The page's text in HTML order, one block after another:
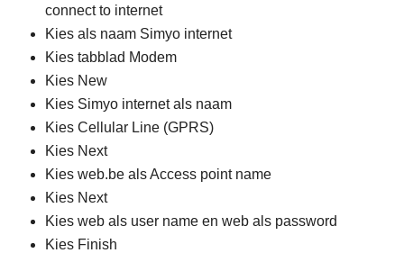
connect to internet
Kies als naam Simyo internet
Kies tabblad Modem
Kies New
Kies Simyo internet als naam
Kies Cellular Line (GPRS)
Kies Next
Kies web.be als Access point name
Kies Next
Kies web als user name en web als password
Kies Finish